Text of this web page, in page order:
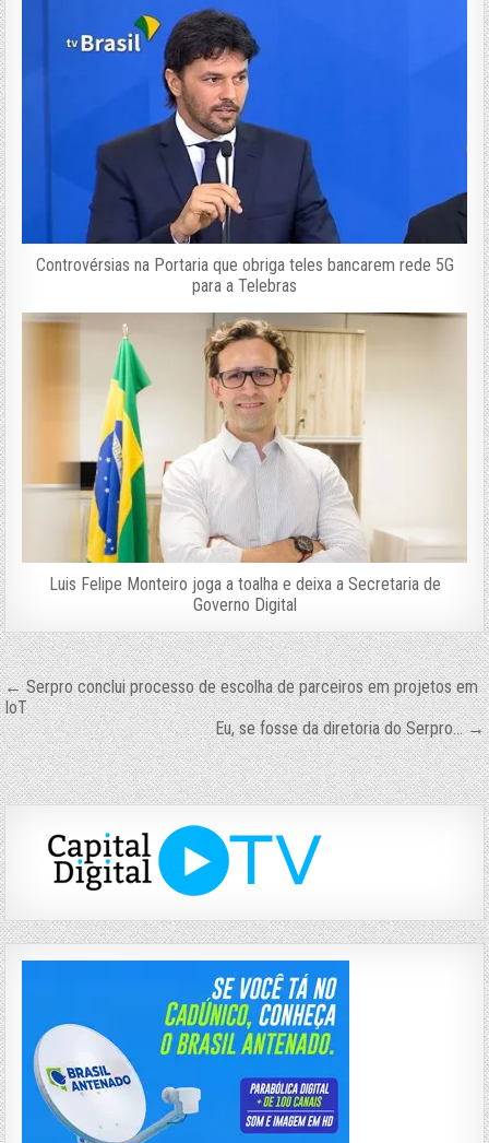
Controvérsias na Portaria que obriga teles bancarem rede 5G
para a Telebras
Luis Felipe Monteiro joga a toalha e deixa a Secretaria de
Governo Digital
Navegação
de
Post
← Serpro conclui processo de escolha de parceiros em projetos em
IoT
Eu, se fosse da diretoria do Serpro… →